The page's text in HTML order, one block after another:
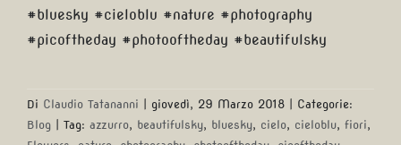
#bluesky #cieloblu #nature #photography
#picoftheday #photooftheday #beautifulsky
Di Claudio Tatananni giovedì, 29 Marzo 2018
Categorie:
Blog
Tag: azzurro, beautifulsky, bluesky, cielo, cieloblu, fiori,